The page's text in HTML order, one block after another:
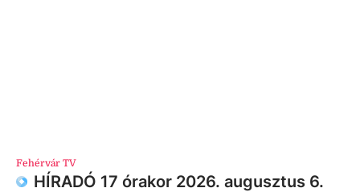
Fehérvár TV
HÍRADÓ 17 órakor 2026. augusztus 6.